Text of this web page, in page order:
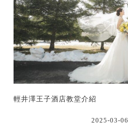
輕井澤王子酒店教堂介紹
2025-03-06